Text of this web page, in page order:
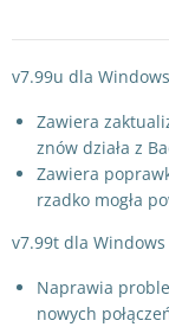
v7.99u dla
Zawiera
znów działa z
Zawiera
rzadko mogła
v7.99t dla
Naprawia
nowych